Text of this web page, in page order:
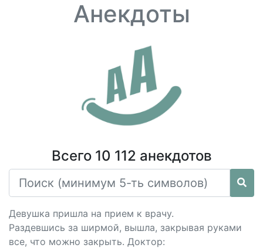
Анекдоты
Всего 10 112 анекдотов
Девушка пришла на прием к врачу.
Раздевшись за ширмой, вышла, закрывая руками
все, что можно закрыть. Доктор: